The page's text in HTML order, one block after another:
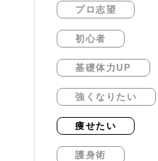
プロ志望
初心者
基礎体力UP
強くなりたい
痩せたい
護身術